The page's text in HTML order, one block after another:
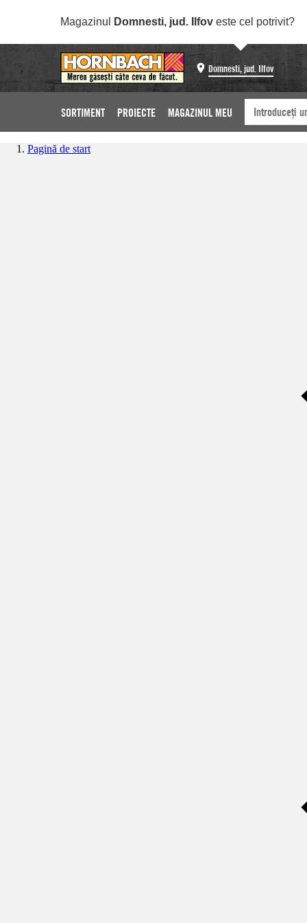
Magazinul Domnesti, jud. Ilfov este cel potrivit?
Domnesti, jud. Ilfov
SORTIMENT PROIECTE MAGAZINUL MEU
Pagină de start